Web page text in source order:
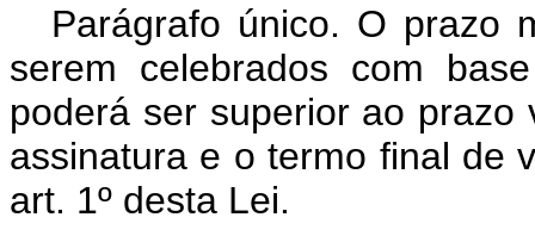
Parágrafo único. O prazo
serem celebrados com
poderá ser superior ao
assinatura e o termo final de
art. 1º desta Lei.